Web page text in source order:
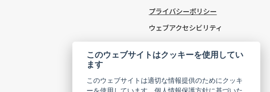
プライバシーポリシー
ウェブアクセシビリティ
Cookie Settings
このウェブサイトはクッキーを使用してい
ます
このウェブサイトは適切な情報提供のためにクッキ